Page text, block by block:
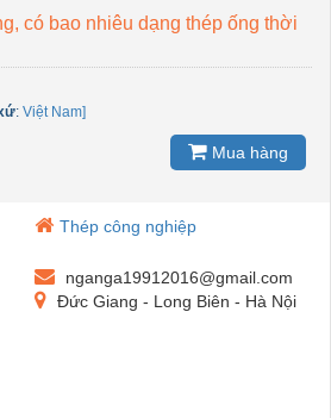
có bao nhiêu dạng thép ống thời
: Việt Nam]
Mua hàng
Thép công nghiệp
nganga19912016@gmail.com
Đức Giang - Long Biên - Hà Nội